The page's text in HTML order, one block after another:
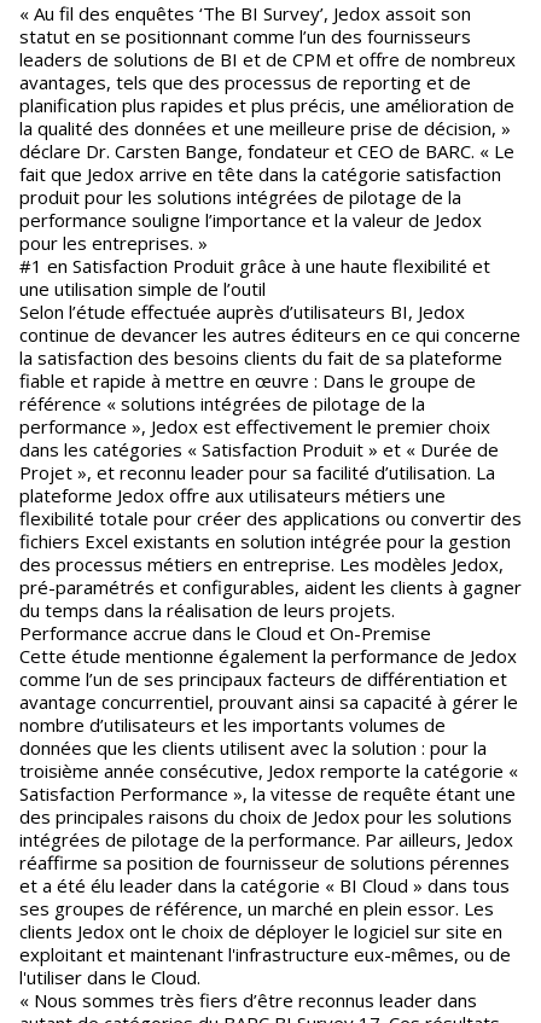
« Au fil des enquêtes ‘The BI Survey’, Jedox assoit son
statut en se positionnant comme l’un des fournisseurs
leaders de solutions de BI et de CPM et offre de nombreux
avantages, tels que des processus de reporting et de
planification plus rapides et plus précis, une amélioration de
la qualité des données et une meilleure prise de décision, »
déclare Dr. Carsten Bange, fondateur et CEO de BARC. « Le
fait que Jedox arrive en tête dans la catégorie satisfaction
produit pour les solutions intégrées de pilotage de la
performance souligne l’importance et la valeur de Jedox
pour les entreprises. »
#1 en Satisfaction Produit grâce à une haute flexibilité et
une utilisation simple de l’outil
Selon l’étude effectuée auprès d’utilisateurs BI, Jedox
continue de devancer les autres éditeurs en ce qui concerne
la satisfaction des besoins clients du fait de sa plateforme
fiable et rapide à mettre en œuvre : Dans le groupe de
référence « solutions intégrées de pilotage de la
performance », Jedox est effectivement le premier choix
dans les catégories « Satisfaction Produit » et « Durée de
Projet », et reconnu leader pour sa facilité d’utilisation. La
plateforme Jedox offre aux utilisateurs métiers une
flexibilité totale pour créer des applications ou convertir des
fichiers Excel existants en solution intégrée pour la gestion
des processus métiers en entreprise. Les modèles Jedox,
pré-paramétrés et configurables, aident les clients à gagner
du temps dans la réalisation de leurs projets.
Performance accrue dans le Cloud et On-Premise
Cette étude mentionne également la performance de Jedox
comme l’un de ses principaux facteurs de différentiation et
avantage concurrentiel, prouvant ainsi sa capacité à gérer le
nombre d’utilisateurs et les importants volumes de
données que les clients utilisent avec la solution : pour la
troisième année consécutive, Jedox remporte la catégorie «
Satisfaction Performance », la vitesse de requête étant une
des principales raisons du choix de Jedox pour les solutions
intégrées de pilotage de la performance. Par ailleurs, Jedox
réaffirme sa position de fournisseur de solutions pérennes
et a été élu leader dans la catégorie « BI Cloud » dans tous
ses groupes de référence, un marché en plein essor. Les
clients Jedox ont le choix de déployer le logiciel sur site en
exploitant et maintenant l'infrastructure eux-mêmes, ou de
l'utiliser dans le Cloud.
« Nous sommes très fiers d’être reconnus leader dans